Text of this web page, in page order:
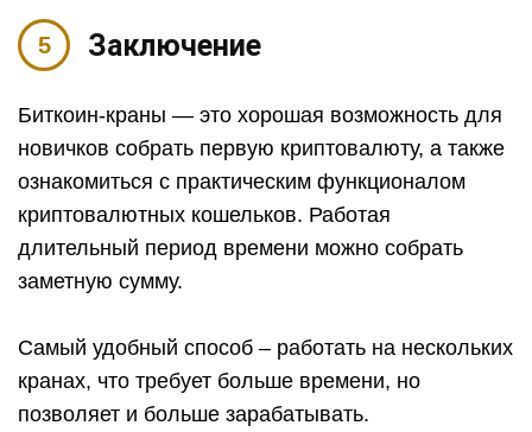
Заключение
Биткоин-краны — это хорошая возможность для
новичков собрать первую криптовалюту, а также
ознакомиться с практическим функционалом
криптовалютных кошельков. Работая
длительный период времени можно собрать
заметную сумму.
Самый удобный способ – работать на нескольких
кранах, что требует больше времени, но
позволяет и больше зарабатывать.